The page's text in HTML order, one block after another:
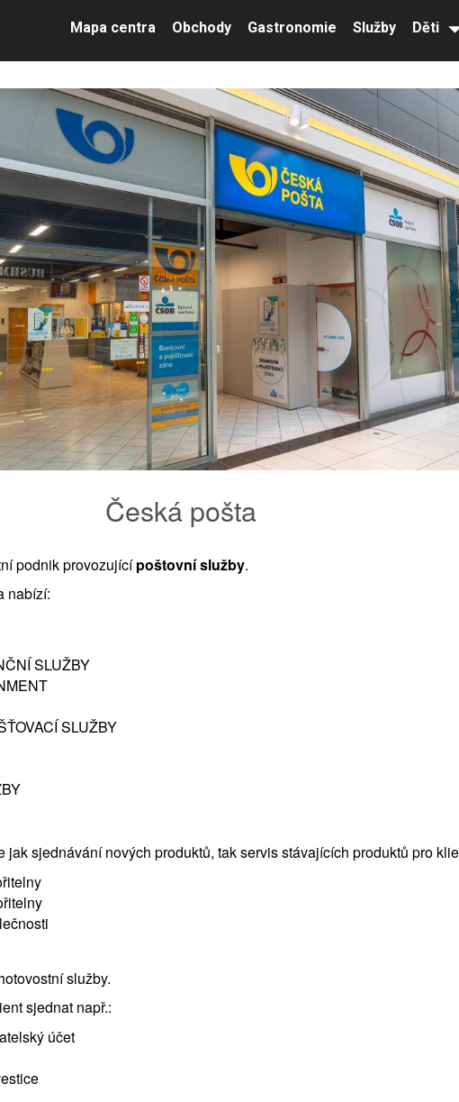
Mapa centra Obchody Gastronomie Služby Děti
Česká pošta
podnik provozujícípoštovní služby.
nabízí:
SLUŽBY
SLUŽBY
jak sjednávání nových produktů, tak servis stávajících produktů pro
služby.
sjednat např.:
účet